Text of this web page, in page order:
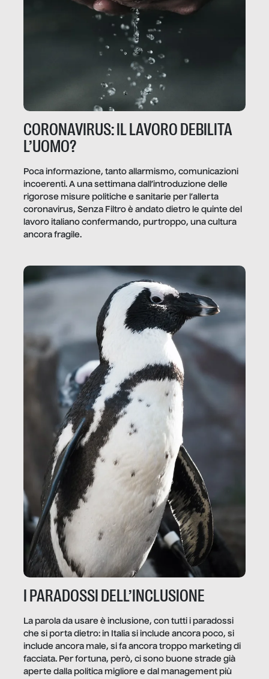
CORONAVIRUS: IL LAVORO DEBILITA
L’UOMO?
Poca informazione, tanto allarmismo, comunicazioni
incoerenti. A una settimana dall’introduzione delle
rigorose misure politiche e sanitarie per l’allerta
coronavirus, Senza Filtro è andato dietro le quinte del
lavoro italiano confermando, purtroppo, una cultura
ancora fragile.
I PARADOSSI DELL’INCLUSIONE
La parola da usare è inclusione, con tutti i paradossi
che si porta dietro: in Italia si include ancora poco, si
include ancora male, si fa ancora troppo marketing di
facciata. Per fortuna, però, ci sono buone strade già
aperte dalla politica migliore e dal management più